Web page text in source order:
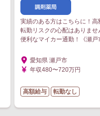
実績のある方はこちらに！高
転勤リスクの心配はありませ
便利なマイカー通勤！《瀬戸
愛知県 瀬戸市
年収480〜720万円
高額給与 転勤なし